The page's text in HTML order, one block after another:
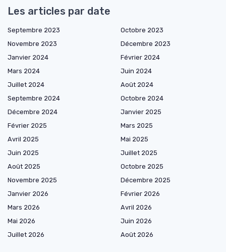
Les articles par date
Septembre 2023
Octobre 2023
Novembre 2023
Décembre 2023
Janvier 2024
Février 2024
Mars 2024
Juin 2024
Juillet 2024
Août 2024
Septembre 2024
Octobre 2024
Décembre 2024
Janvier 2025
Février 2025
Mars 2025
Avril 2025
Mai 2025
Juin 2025
Juillet 2025
Août 2025
Octobre 2025
Novembre 2025
Décembre 2025
Janvier 2026
Février 2026
Mars 2026
Avril 2026
Mai 2026
Juin 2026
Juillet 2026
Août 2026